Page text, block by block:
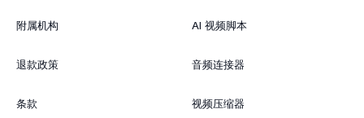
附属机构
退款政策
条款
AI 视频脚本
音频连接器
视频压缩器